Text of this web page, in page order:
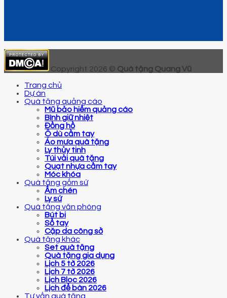
Copyright 2026 © Quà tặng Quang Vũ
Trang chủ
Dự án
Quà tặng quảng cáo
Mũ bảo hiểm quảng cáo
Bình giữ nhiệt
Đồng hồ
Ô dù cầm tay
Áo mưa quà tặng
Ly thủy tinh
Túi vải quà tặng
Quạt nhựa cầm tay
Móc khóa
Quà tặng gốm sứ
Ấm chén
Ly sứ
Quà tặng văn phòng
Bút bi
Sổ tay
Cặp da công sở
Quà tặng khác
Set quà tặng
Quà tặng gia dụng
Lịch 5 tờ 2026
Lịch 7 tờ 2026
Lịch Bloc 2026
Lịch để bàn 2026
Tư vấn quà tặng